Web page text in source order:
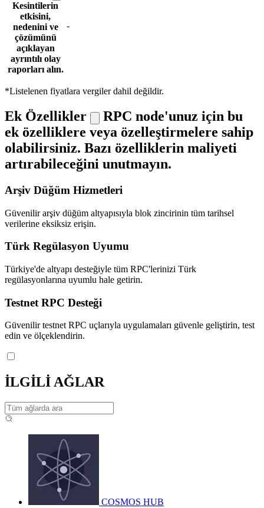
Kesintilerin
etkisini,
nedenini ve
çözümünü
açıklayan
ayrıntılı olay
raporları alın.
-
*Listelenen fiyatlara vergiler dahil değildir.
Ek Özellikler
RPC node'unuz için bu
ek özelliklere veya özelleştirmelere sahip
olabilirsiniz. Bazı özelliklerin maliyeti
artırabileceğini unutmayın.
Arşiv Düğüm Hizmetleri
Güvenilir arşiv düğüm altyapısıyla blok zincirinin tüm tarihsel
verilerine eksiksiz erişin.
Türk Regülasyon Uyumu
Türkiye'de altyapı desteğiyle tüm RPC'lerinizi Türk
regülasyonlarına uyumlu hale getirin.
Testnet RPC Desteği
Güvenilir testnet RPC uçlarıyla uygulamaları güvenle geliştirin, test
edin ve ölçeklendirin.
İLGİLİ AĞLAR
COSMOS HUB